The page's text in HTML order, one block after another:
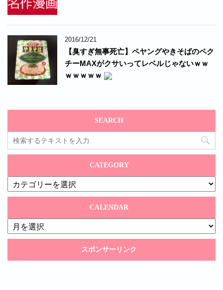
2016/12/21
【臭すぎ無事死亡】ペヤングやきそばのペク
チーMAXがクサいってレベルじゃないｗｗ
ｗｗｗｗｗ
SEARCH
CATEGORY
CATEGORY
CALENDAR
CALENDAR
スポンサーリンク